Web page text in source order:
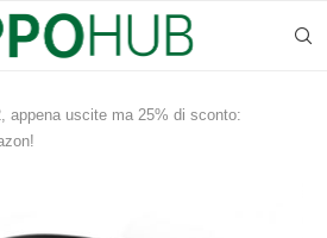
appena uscite ma 25% di sconto: